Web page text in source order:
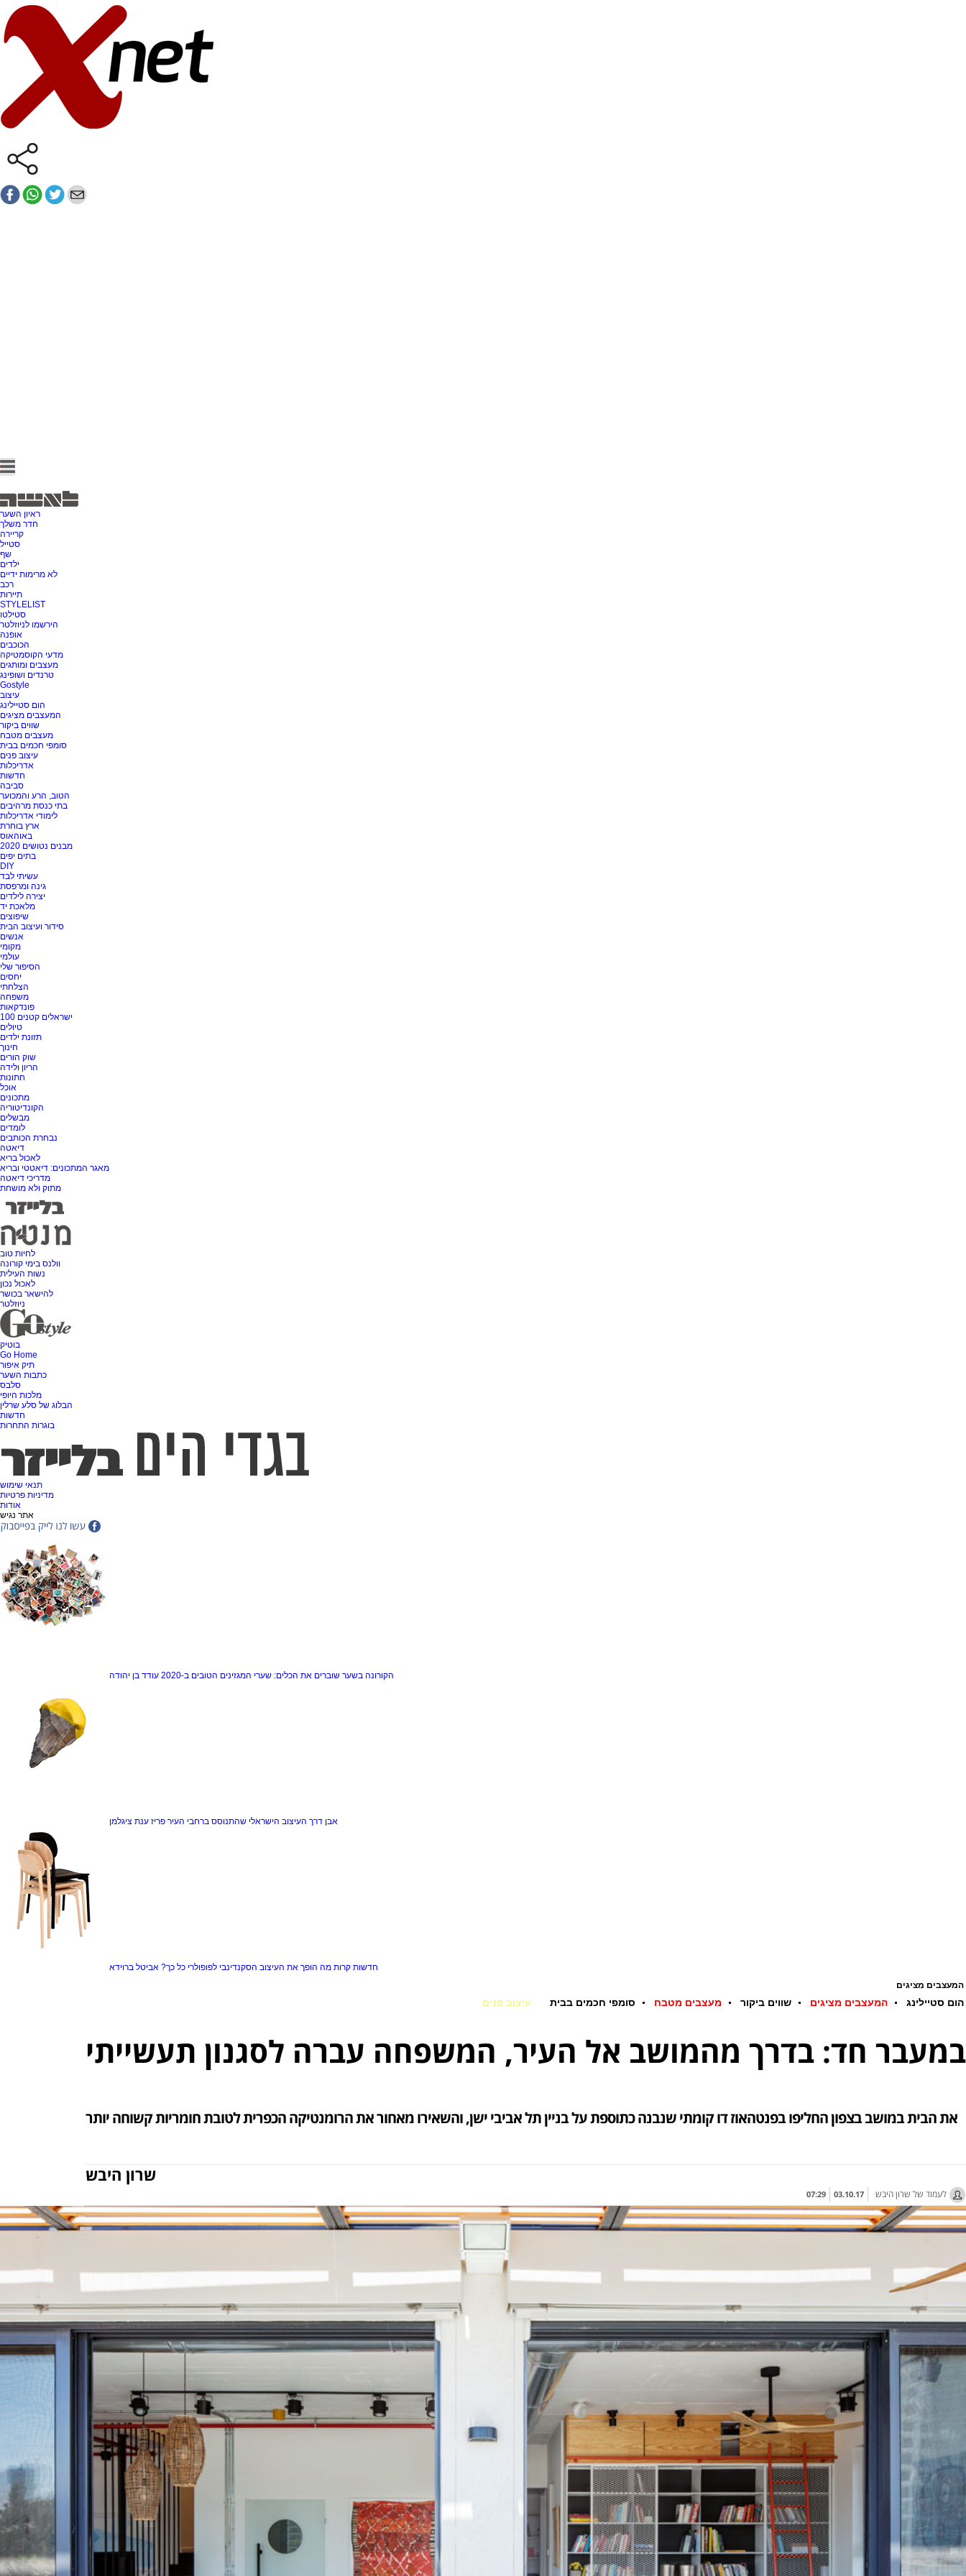
ראיון השער
חדר משלך
קריירה
סטייל
שף
ילדים
לא מרימות ידיים
רכב
תיירות
STYLELIST
סטילטו
הירשמו לניוזלטר
אופנה
הכוכבים
מדעי הקוסמטיקה
מעצבים ומותגים
טרנדים ושופינג
Gostyle
עיצוב
הום סטיילינג
המעצבים מציגים
שווים ביקור
מעצבים מטבח
סומפי חכמים בבית
עיצוב פנים
אדריכלות
חדשות
סביבה
הטוב, הרע והמכוער
בתי כנסת מרהיבים
לימודי אדריכלות
ארץ בוחרת
באוהאוס
מבנים נטושים 2020
בתים יפים
DIY
עשיתי לבד
גינה ומרפסת
יצירה לילדים
מלאכת יד
שיפוצים
סידור ועיצוב הבית
אנשים
מקומי
עולמי
הסיפור שלי
יחסים
הצלחתי
משפחה
פונדקאות
100 ישראלים קטנים
טיולים
תזונת ילדים
חינוך
שוק הורים
הריון ולידה
חתונות
אוכל
מתכונים
הקונדיטוריה
מבשלים
לומדים
נבחרת הכותבים
דיאטה
לאכול בריא
מאגר המתכונים: דיאטטי ובריא
מדריכי דיאטה
מתוק ולא מושחת
לחיות טוב
וולנס בימי קורונה
נשות העילית
לאכול נכון
להישאר בכושר
ניוזלטר
בוטיק
Go Home
תיק איפור
כתבות השער
סלבס
מלכות היופי
הבלוג של סלע שרלין
חדשות
בוגרות התחרות
תנאי שימוש
מדיניות פרטיות
אודות
אתר נגיש
הקורונה בשער שוברים את הכלים: שערי המגזינים הטובים ב-2020 עודד בן יהודה
אבן דרך העיצוב הישראלי שהתנוסס ברחבי העיר פריז ענת ציגלמן
חדשות קרות מה הופך את העיצוב הסקנדינבי לפופולרי כל כך? אביטל ברוידא
המעצבים מציגים
הום סטיילינג המעצבים מציגים שווים ביקור מעצבים מטבח סומפי חכמים בבית עיצוב פנים
במעבר חד: בדרך מהמושב אל העיר, המשפחה עברה לסגנון תעשייתי
את הבית במושב בצפון החליפו בפנטהאוז דו קומתי שנבנה כתוספת על בניין תל אביבי ישן, והשאירו מאחור את הרומנטיקה הכפרית לטובת חומריות קשוחה יותר
שרון היבש
לעמוד של שרון היבש 03.10.17
07:29